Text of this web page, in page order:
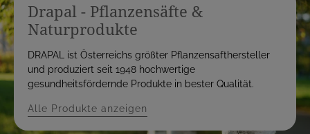
Drapal - Pflanzensäfte &
Naturprodukte
DRAPAL ist Österreichs größter Pflanzensafthersteller
und produziert seit 1948 hochwertige
gesundheitsfördernde Produkte in bester Qualität.
Alle Produkte anzeigen